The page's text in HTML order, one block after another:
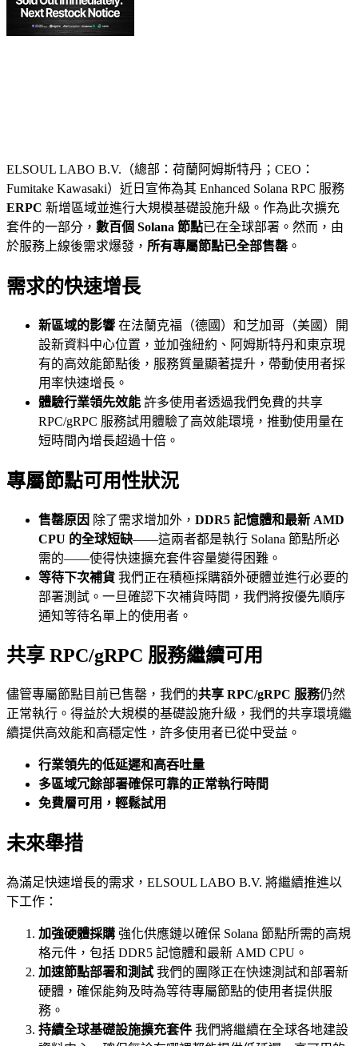
ELSOUL LABO B.V.（總部：荷蘭阿姆斯特丹；CEO：
Fumitake Kawasaki）近日宣佈為其 Enhanced Solana RPC 服務
ERPC 新增區域並進行大規模基礎設施升級。作為此次擴充
套件的一部分， 數百個 Solana 節點已在全球部署。然而，由
於服務上線後需求爆發， 所有專屬節點已全部售罄 。
需求的快速增長
新區域的影響 在法蘭克福（德國）和芝加哥（美國）開
設新資料中心位置，並加強紐約、阿姆斯特丹和東京現
有的高效能節點後，服務質量顯著提升，帶動使用者採
用率快速增長。
體驗行業領先效能 許多使用者透過我們免費的共享
RPC/gRPC 服務試用體驗了高效能環境，推動使用量在
短時間內增長超過十倍。
專屬節點可用性狀況
售罄原因 除了需求增加外， DDR5 記憶體和最新 AMD
CPU 的全球短缺——這兩者都是執行 Solana 節點所必
需的——使得快速擴充套件容量變得困難。
等待下次補貨 我們正在積極採購額外硬體並進行必要的
部署測試。一旦確認下次補貨時間，我們將按優先順序
通知等待名單上的使用者。
共享 RPC/gRPC 服務繼續可用
儘管專屬節點目前已售罄，我們的共享 RPC/gRPC 服務仍然
正常執行。得益於大規模的基礎設施升級，我們的共享環境繼
續提供高效能和高穩定性，許多使用者已從中受益。
行業領先的低延遲和高吞吐量
多區域冗餘部署確保可靠的正常執行時間
免費層可用，輕鬆試用
未來舉措
為滿足快速增長的需求，ELSOUL LABO B.V. 將繼續推進以
下工作：
加強硬體採購 強化供應鏈以確保 Solana 節點所需的高規
格元件，包括 DDR5 記憶體和最新 AMD CPU。
加速節點部署和測試我們的團隊正在快速測試和部署新
硬體，確保能夠及時為等待專屬節點的使用者提供服
務。
持續全球基礎設施擴充套件 我們將繼續在全球各地建設